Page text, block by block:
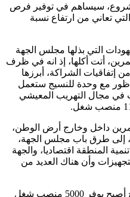
سيساهم في توفير فرص
تعاني من ارتفاع نسبة
التي بذلها مجلس الجهة
أتت أكلها، إذ انه في ظرف
من إتفاقيات الشراكة، أبرزها
مع وحدة للنسيج ستعمل
في مجال التهريب المعيشي
داخل وخارج أرض الوطن،
إلى طرق باب مجلس الجهة،
المنطقة اقتصاديا، والجهة
وأن هناك العديد من
وأبرز رئيس الجهة، أن قطاع النسيج أصبح يوفر 5000 منصب شغل